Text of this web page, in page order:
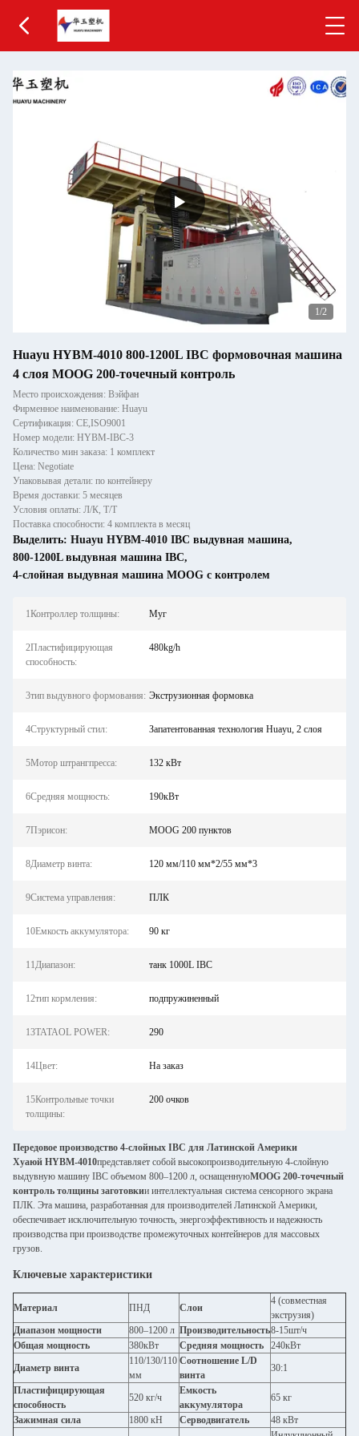
1/2
Huayu HYBM-4010 800-1200L IBC формовочная машина
4 слоя MOOG 200-точечный контроль
Место происхождения: Вэйфан
Фирменное наименование: Huayu
Сертификация: CE,ISO9001
Номер модели: HYBM-IBC-3
Количество мин заказа: 1 комплект
Цена: Negotiate
Упаковывая детали: по контейнеру
Время доставки: 5 месяцев
Условия оплаты: Л/К, Т/Т
Поставка способности: 4 комплекта в месяц
Выделить: Huayu HYBM-4010 IBC выдувная машина,
800-1200L выдувная машина IBC,
4-слойная выдувная машина MOOG с контролем
1Контроллер толщины: Муг
2Пластифицирующая
способность:
480kg/h
3тип выдувного формования: Экструзионная формовка
4Структурный стил: Запатентованная технология Huayu, 2 слоя
5Мотор штрангпресса: 132 кВт
6Средняя мощность: 190кВт
7Пэрисон: MOOG 200 пунктов
8Диаметр винта: 120 мм/110 мм*2/55 мм*3
9Система управления: ПЛК
10Емкость аккумулятора: 90 кг
11Диапазон: танк 1000L IBC
12тип кормления: подпружиненный
13TATAOL POWER: 290
14Цвет: На заказ
15Контрольные точки
толщины:
200 очков
Передовое производство 4-слойных IBC для Латинской Америки
Хуаюй HYBM-4010представляет собой высокопроизводительную 4-слойную
выдувную машину IBC объемом 800–1200 л, оснащеннуюMOOG 200-точечный
контроль толщины заготовкии интеллектуальная система сенсорного экрана
ПЛК. Эта машина, разработанная для производителей Латинской Америки,
обеспечивает исключительную точность, энергоэффективность и надежность
производства при производстве промежуточных контейнеров для массовых
грузов.
Ключевые характеристики
Материал ПНД Слои
4 (совместная
экструзия)
Диапазон мощности
800–1200 л Производительность8-15шт/ч
Общая мощность
380кВт Средняя мощность
240кВт
Диаметр винта
110/130/110
мм
Соотношение L/D
винта
30:1
Пластифицирующая
способность
520 кг/ч
Емкость
аккумулятора
65 кг
Зажимная сила
1800 кН Серводвигатель
48 кВт